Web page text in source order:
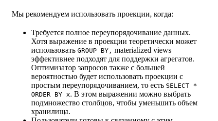
Мы рекомендуем использовать проекции, когда:
Требуется полное переупорядочивание данных.
Хотя выражение в проекции теоретически может
использовать GROUP BY, materialized views
эффективнее подходят для поддержки агрегатов.
Оптимизатор запросов также с большей
вероятностью будет использовать проекции с
простым переупорядочиванием, то есть SELECT *
ORDER BY x. В этом выражении можно выбрать
подмножество столбцов, чтобы уменьшить объем
хранилища.